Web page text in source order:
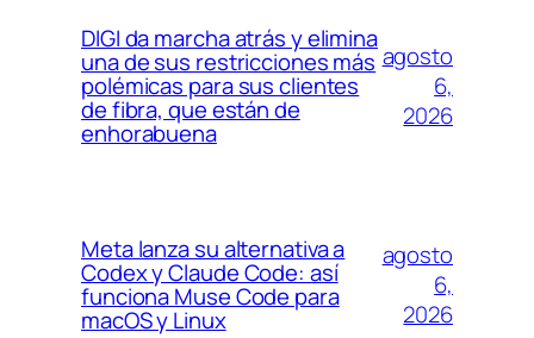
DIGI da marcha atrás y elimina
una de sus restricciones más
polémicas para sus clientes
de fibra, que están de
enhorabuena
agosto
6,
2026
Meta lanza su alternativa a
Codex y Claude Code: así
funciona Muse Code para
macOS y Linux
agosto
6,
2026